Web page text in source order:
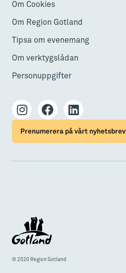
Om Cookies
Om Region Gotland
Tipsa om evenemang
Om verktygslådan
Personuppgifter
Prenumerera på vårt nyhetsbrev
© 2020 Region Gotland